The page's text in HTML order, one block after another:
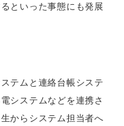
といった事態にも発展
テムと連絡台帳システ
システムなどを連携さ
からシステム担当者へ